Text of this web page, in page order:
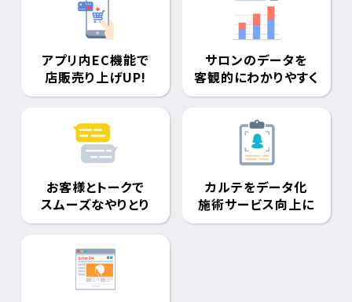
アプリ内EC機能で
店販売り上げUP!
サロンのデータを
客観的にわかりやすく
お客様とトークで
スムーズなやりとり
カルテをデータ化
施術サービス向上に